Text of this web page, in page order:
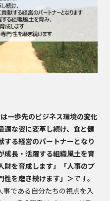
一歩先のビジネス環境の変化
適な姿に変革し続け、食と健
する経営のパートナーとなり
成長・活躍する組織風土を育
財を育成します」「人事のプ
性を磨き続けます」＞です。
である自分たちの視点を入